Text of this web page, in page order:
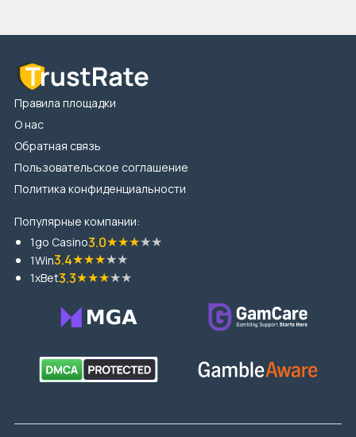
Правила площадки
О нас
Обратная связь
Пользовательское соглашение
Политика конфиденциальности
Популярные компании:
1go Casino3.0★★★★★
1Win3.4★★★★★
1xBet3.3★★★★★